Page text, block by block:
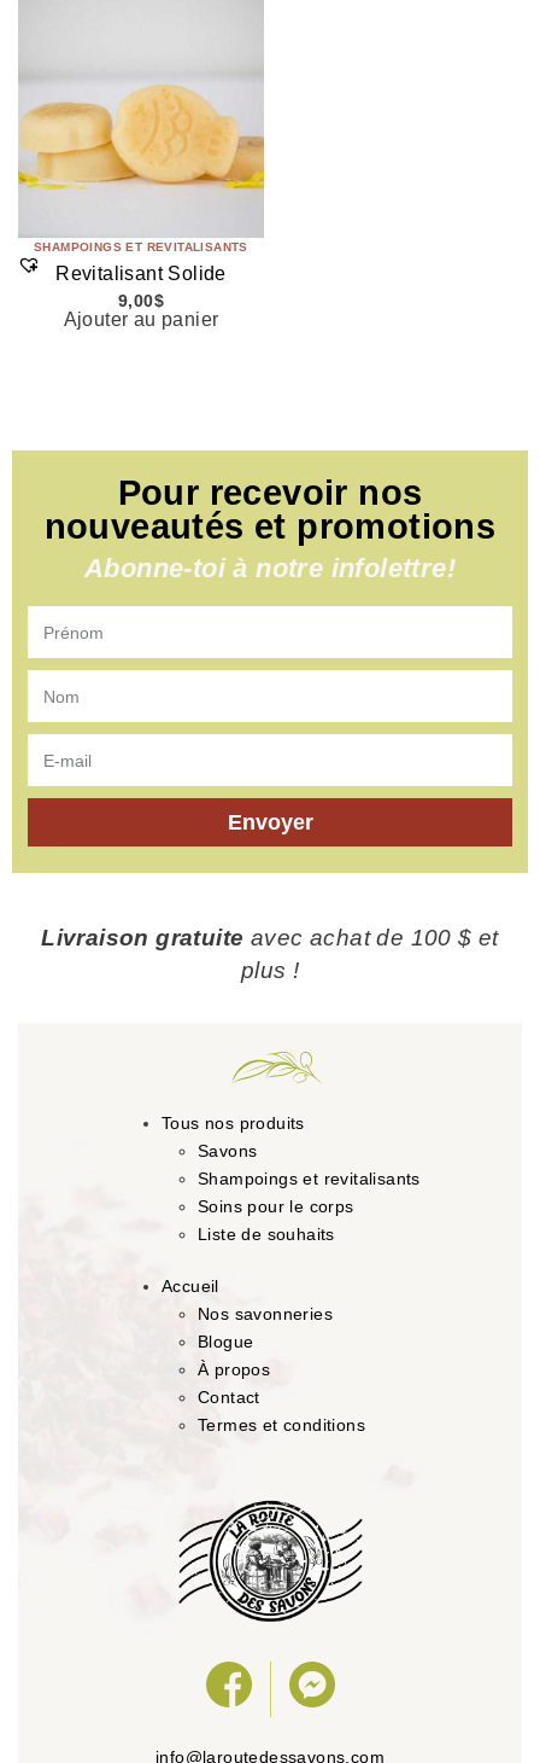
SHAMPOINGS ET REVITALISANTS
Revitalisant Solide
9,00$
Ajouter au panier
Pour recevoir nos
nouveautés et promotions
Abonne-toi à notre infolettre!
Envoyer
Livraison gratuite avec achat de 100 $ et
plus !
Tous nos produits
Savons
Shampoings et revitalisants
Soins pour le corps
Liste de souhaits
Accueil
Nos savonneries
Blogue
À propos
Contact
Termes et conditions
info@laroutedessavons.com